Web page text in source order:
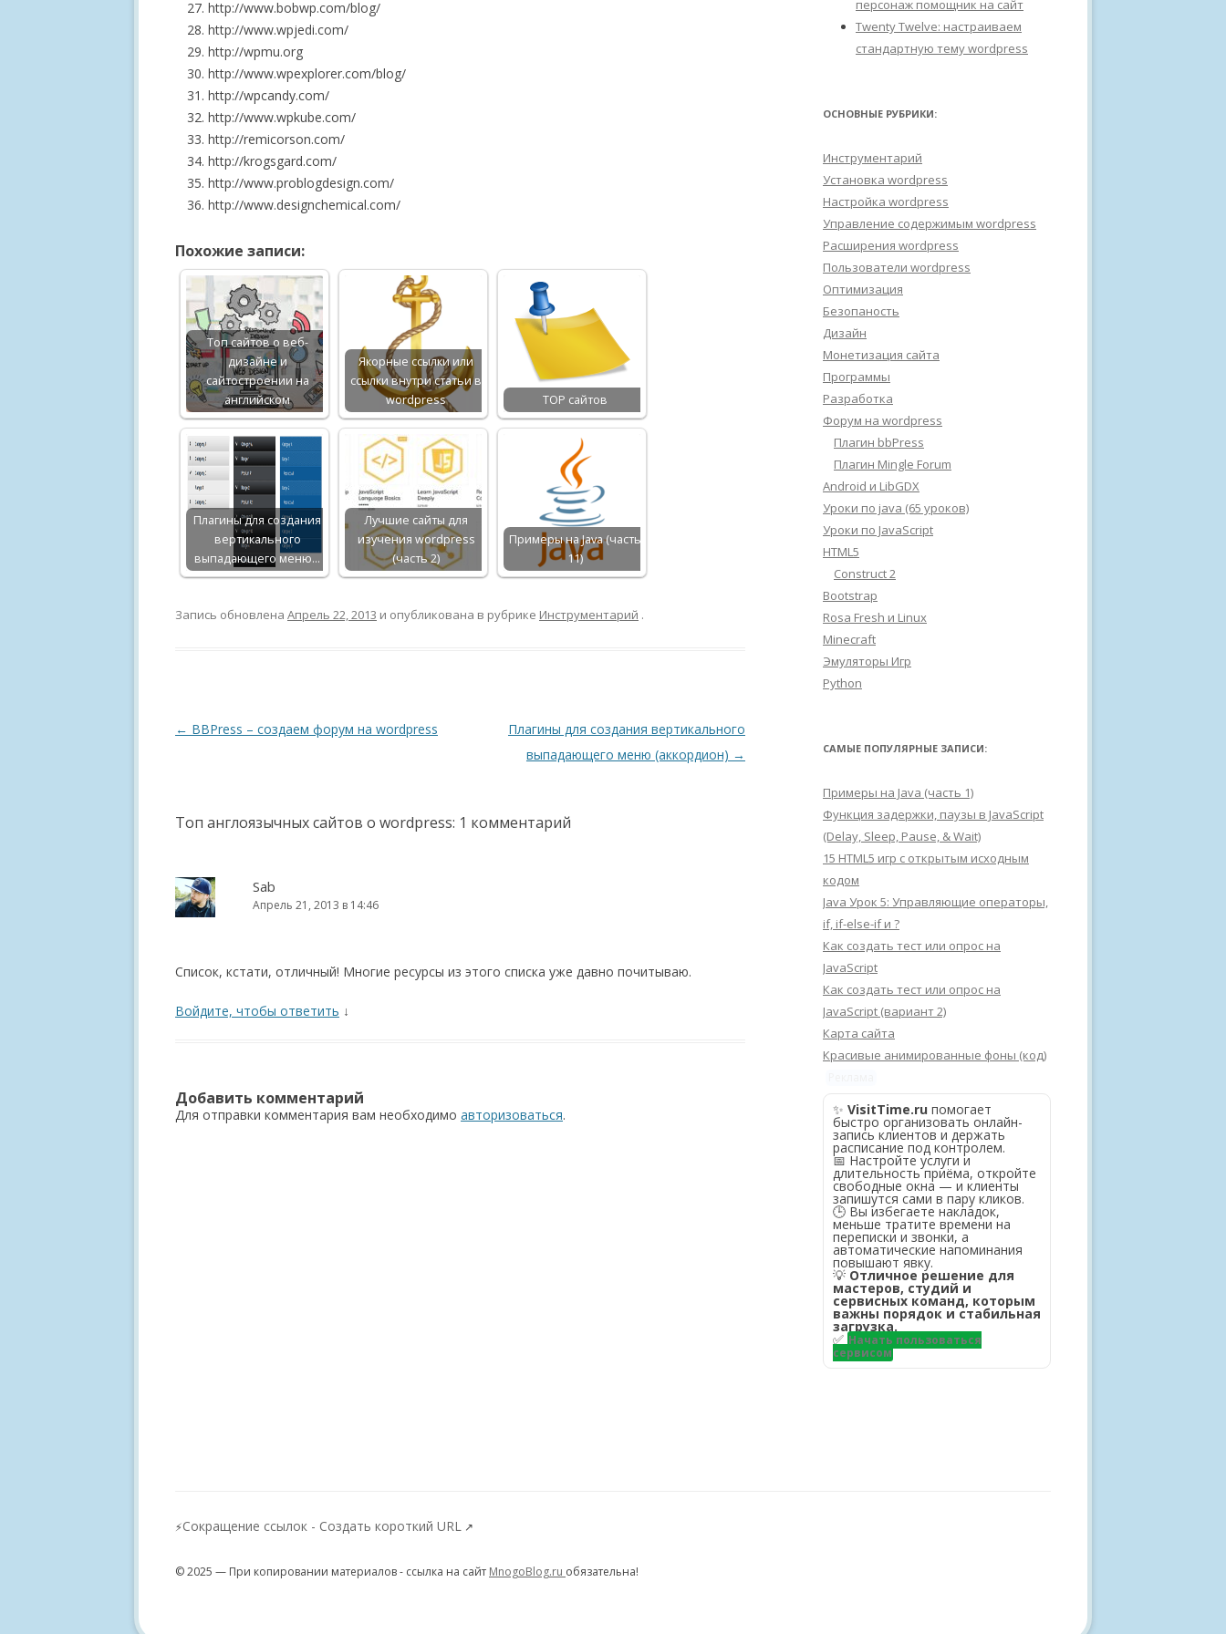
http://www.bobwp.com/blog/
http://www.wpjedi.com/
http://wpmu.org
http://www.wpexplorer.com/blog/
http://wpcandy.com/
http://www.wpkube.com/
http://remicorson.com/
http://krogsgard.com/
http://www.problogdesign.com/
http://www.designchemical.com/
Похожие записи:
Топ сайтов о веб-
дизайне и
сайтостроении на
английском
Якорные ссылки или
ссылки внутри статьи в
wordpress
TOP сайтов
Плагины для создания
вертикального
выпадающего меню…
Лучшие сайты для
изучения wordpress
(часть 2)
Примеры на Java (часть
11)
Запись обновлена Апрель 22, 2013 и опубликована в рубрике Инструментарий .
Навигация
← BBPress – создаем форум на wordpress
Плагины для создания вертикального
выпадающего меню (аккордион) →
Топ англоязычных сайтов о wordpress: 1 комментарий
Sab
Апрель 21, 2013 в 14:46
Список, кстати, отличный! Многие ресурсы из этого списка уже давно почитываю.
Войдите, чтобы ответить ↓
Добавить комментарий
Для отправки комментария вам необходимо авторизоваться.
персонаж помощник на сайт
Twenty Twelve: настраиваем
стандартную тему wordpress
ОСНОВНЫЕ РУБРИКИ:
Инструментарий
Установка wordpress
Настройка wordpress
Управление содержимым wordpress
Расширения wordpress
Пользователи wordpress
Оптимизация
Безопаность
Дизайн
Монетизация сайта
Программы
Разработка
Форум на wordpress
Плагин bbPress
Плагин Mingle Forum
Android и LibGDX
Уроки по java (65 уроков)
Уроки по JavaScript
HTML5
Construct 2
Bootstrap
Rosa Fresh и Linux
Minecraft
Эмуляторы Игр
Python
САМЫЕ ПОПУЛЯРНЫЕ ЗАПИСИ:
Примеры на Java (часть 1)
Функция задержки, паузы в JavaScript
(Delay, Sleep, Pause, & Wait)
15 HTML5 игр с открытым исходным
кодом
Java Урок 5: Управляющие операторы,
if, if-else-if и ?
Как создать тест или опрос на
JavaScript
Как создать тест или опрос на
JavaScript (вариант 2)
Карта сайта
Красивые анимированные фоны (код)
✨ VisitTime.ru помогает
быстро организовать онлайн-
запись клиентов и держать
расписание под контролем.
📅 Настройте услуги и
длительность приёма, откройте
свободные окна — и клиенты
запишутся сами в пару кликов.
🕒 Вы избегаете накладок,
меньше тратите времени на
переписки и звонки, а
автоматические напоминания
повышают явку.
💡 Отличное решение для
мастеров, студий и
сервисных команд, которым
важны порядок и стабильная
загрузка.
✅ Начать пользоваться
сервисом
⚡Сокращение ссылок - Создать короткий URL ↗
© 2025 — При копировании материалов - ссылка на сайт MnogoBlog.ru обязательна!